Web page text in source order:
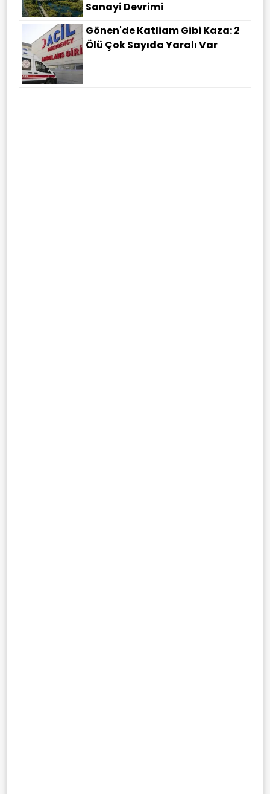
Sanayi Devrimi
Gönen'de Katliam Gibi Kaza: 2
Ölü Çok Sayıda Yaralı Var